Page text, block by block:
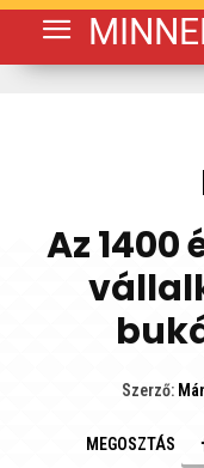
Az
Szerző:
MEGOSZTÁS